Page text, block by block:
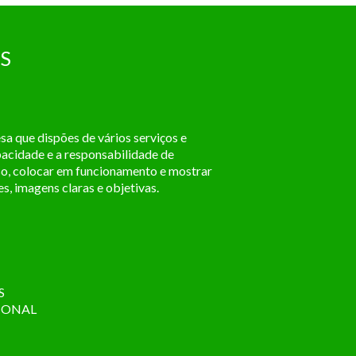
que dispões de vários serviços e
e a responsabilidade de
colocar em funcionamento e mostrar
imagens claras e objetivas.